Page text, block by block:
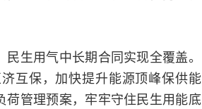
生用气中长期合同实现全覆盖。
互保，加快提升能源顶峰保供能
管理预案，牢牢守住民生用能底